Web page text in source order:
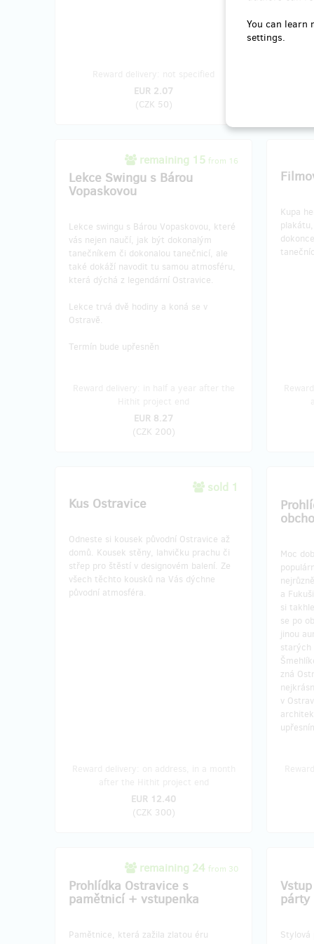
You can learn
settings.
EUR 2.07
(CZK 50)
remaining 15 from 16
Lekce Swingu s Bárou
Vopaskovou
Lekce swingu s Bárou Vopaskovou, které
vás nejen naučí, jak být dokonalým
tanečníkem či dokonalou tanečnicí, ale
také dokáží navodit tu samou atmosféru,
která dýchá z legendární Ostravice.
Lekce trvá dvě hodiny a koná se v
Ostravě.
Termín bude upřesněn
EUR 8.27
(CZK 200)
Kupa
sold 1
Kus Ostravice
Odneste si kousek původní Ostravice až
domů. Kousek stěny, lahvičku prachu či
střep pro štěstí v designovém balení. Ze
všech těchto kousků na Vás dýchne
původní atmosféra.
EUR 12.40
(CZK 300)
Moc
a
si
se po
jinou
starých
zná
v
remaining 24 from 30
Prohlídka Ostravice s
pamětnicí + vstupenka
Pamětnice, která zažila zlatou éru
párty
Stylová